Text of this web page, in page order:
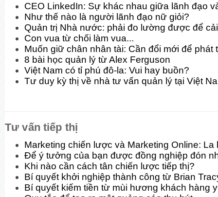
CEO LinkedIn: Sự khác nhau giữa lãnh đạo
Như thế nào là người lãnh đạo nữ giỏi?
Quản trị Nhà nước: phải đo lường được để
Con vua từ chối làm vua...
Muốn giữ chân nhân tài: Cần đổi mới để phát
8 bài học quản lý từ Alex Ferguson
Việt Nam có tỉ phú đô-la: Vui hay buồn?
Tư duy kỳ thị về nhà tư vấn quản lý tại Việt
Tư vấn tiếp thị
Marketing chiến lược và Marketing Online: La
Để ý tưởng của bạn được đồng nghiệp đón
Khi nào cần cách tân chiến lược tiếp thị?
Bí quyết khởi nghiệp thành công từ Brian
Bí quyết kiếm tiền từ mùi hương khách hàng